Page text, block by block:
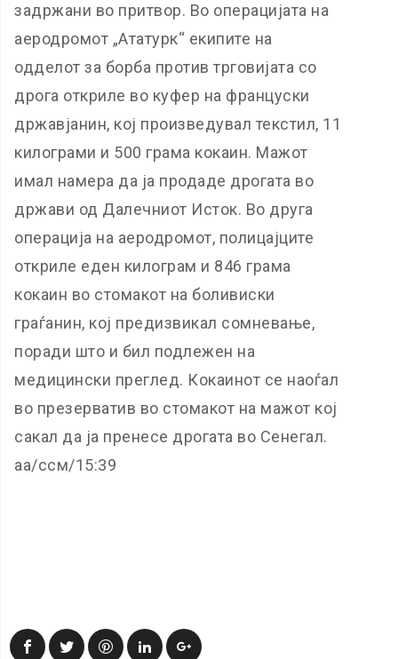
задржани во притвор. Во операцијата на
аеродромот „Ататурк“ екипите на
одделот за борба против трговијата со
дрога откриле во куфер на француски
државјанин, кој произведувал текстил, 11
килограми и 500 грама кокаин. Мажот
имал намера да ја продаде дрогата во
држави од Далечниот Исток. Во друга
операција на аеродромот, полицајците
откриле еден килограм и 846 грама
кокаин во стомакот на боливиски
граѓанин, кој предизвикал сомневање,
поради што и бил подлежен на
медицински преглед. Кокаинот се наоѓал
во презерватив во стомакот на мажот кој
сакал да ја пренесе дрогата во Сенегал.
аа/ссм/15:39